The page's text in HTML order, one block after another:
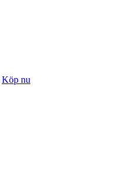
Köp nu